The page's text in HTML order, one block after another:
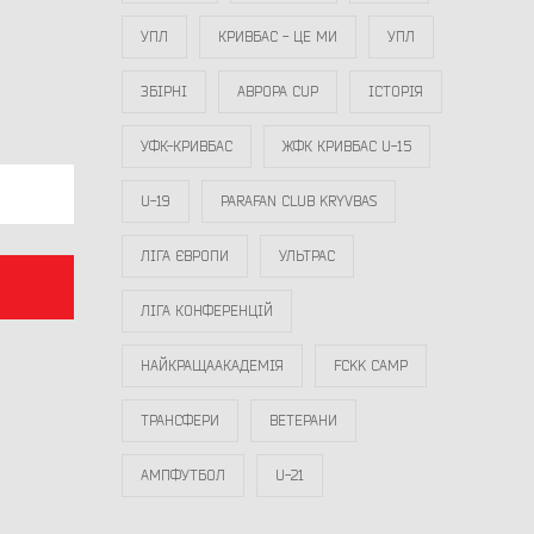
УПЛ КРИВБАС - ЦЕ МИ УПЛ
ЗБІРНІ АВРОРА CUP ІСТОРІЯ
УФК-КРИВБАС ЖФК КРИВБАС U-15
U-19 PARAFAN CLUB KRYVBAS
ЛІГА ЄВРОПИ УЛЬТРАС
ЛІГА КОНФЕРЕНЦІЙ
НАЙКРАЩААКАДЕМІЯ FCKK CAMP
ТРАНСФЕРИ ВЕТЕРАНИ
АМПФУТБОЛ U-21